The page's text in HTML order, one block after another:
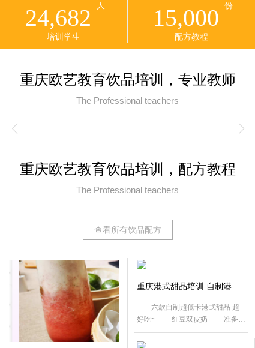
24,682 人
培训学生
15,000 份
配方教程
重庆欧艺教育饮品培训，专业教师
The Professional teachers
重庆欧艺教育饮品培训，配方教程
The Professional teachers
查看所有饮品配方
查看配方
重庆港式甜品培训 自制港式小甜品 重庆欧艺西点学院
六款自制超低卡港式甜品 超
好吃~ 红豆双皮奶 准备材
料:红豆、白糖、牛奶、鸡蛋清2个
做法:牛奶小火加热，倒入两